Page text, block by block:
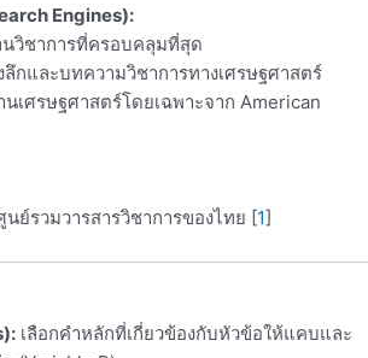
Engines):
วิชาการที่ครอบคลุมที่สุด
กและบทความวิชาการทางเศรษฐศาสตร์
ศรษฐศาสตร์โดยเฉพาะจาก American
ย์รวมวารสารวิชาการของไทย [1]
เลือกคำหลักที่เกี่ยวข้องกับหัวข้อให้แคบและ